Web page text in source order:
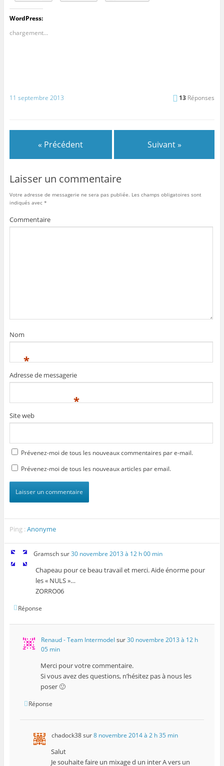
WordPress:
chargement…
11 septembre 2013 13 Réponses
« Précédent Suivant »
Laisser un commentaire
Votre adresse de messagerie ne sera pas publiée. Les champs obligatoires sont
indiqués avec *
Commentaire
Nom
*
Adresse de messagerie
*
Site web
Prévenez-moi de tous les nouveaux commentaires par e-mail.
Prévenez-moi de tous les nouveaux articles par email.
Ping :Anonyme
Gramschsur30 novembre 2013 à 12 h 00 min
Chapeau pour ce beau travail et merci. Aide énorme pour
les « NULS »…
ZORRO06
Réponse
Renaud - Team Intermodel sur30 novembre 2013 à 12 h
05 min
Merci pour votre commentaire.
Si vous avez des questions, n’hésitez pas à nous les
poser 🙂
Réponse
chadock38sur8 novembre 2014 à 2 h 35 min
Salut
Je souhaite faire un mixage d un inter A vers un